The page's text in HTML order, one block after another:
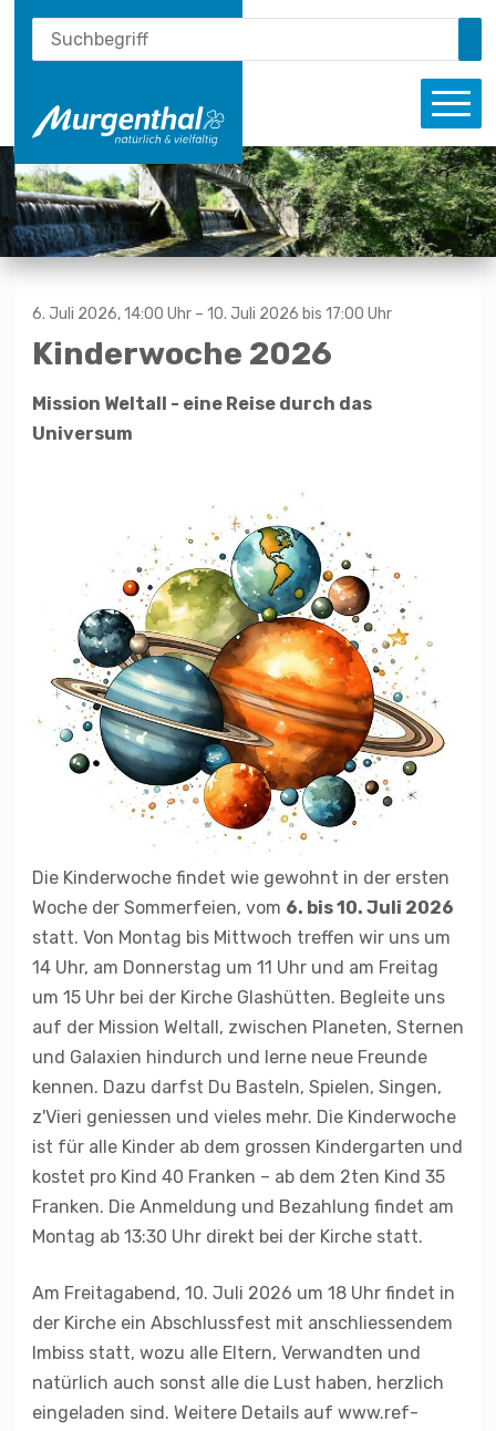
Navigieren in Murgenthal
Schnellnavigation
Suche
Suchbegriff
Kinderwoche 2026
6. Juli 2026, 14:00 Uhr – 10. Juli 2026 bis 17:00 Uhr
Mission Weltall - eine Reise durch das
Universum
Die Kinderwoche findet wie gewohnt in der ersten
Woche der Sommerfeien, vom 6. bis 10. Juli 2026
statt. Von Montag bis Mittwoch treffen wir uns um
14 Uhr, am Donnerstag um 11 Uhr und am Freitag
um 15 Uhr bei der Kirche Glashütten. Begleite uns
auf der Mission Weltall, zwischen Planeten, Sternen
und Galaxien hindurch und lerne neue Freunde
kennen. Dazu darfst Du Basteln, Spielen, Singen,
z'Vieri geniessen und vieles mehr. Die Kinderwoche
ist für alle Kinder ab dem grossen Kindergarten und
kostet pro Kind 40 Franken – ab dem 2ten Kind 35
Franken. Die Anmeldung und Bezahlung findet am
Montag ab 13:30 Uhr direkt bei der Kirche statt.
Am Freitagabend, 10. Juli 2026 um 18 Uhr findet in
der Kirche ein Abschlussfest mit anschliessendem
Imbiss statt, wozu alle Eltern, Verwandten und
natürlich auch sonst alle die Lust haben, herzlich
eingeladen sind. Weitere Details auf www.ref-